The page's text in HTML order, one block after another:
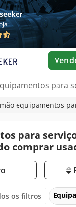
equipamentos
para
comprar
os filtros